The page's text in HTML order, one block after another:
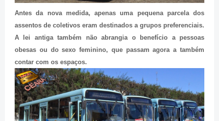
Antes da nova medida, apenas uma pequena parcela dos
assentos de coletivos eram destinados a grupos preferenciais.
A lei antiga também não abrangia o benefício a pessoas
obesas ou do sexo feminino, que passam agora a também
contar com os espaços.